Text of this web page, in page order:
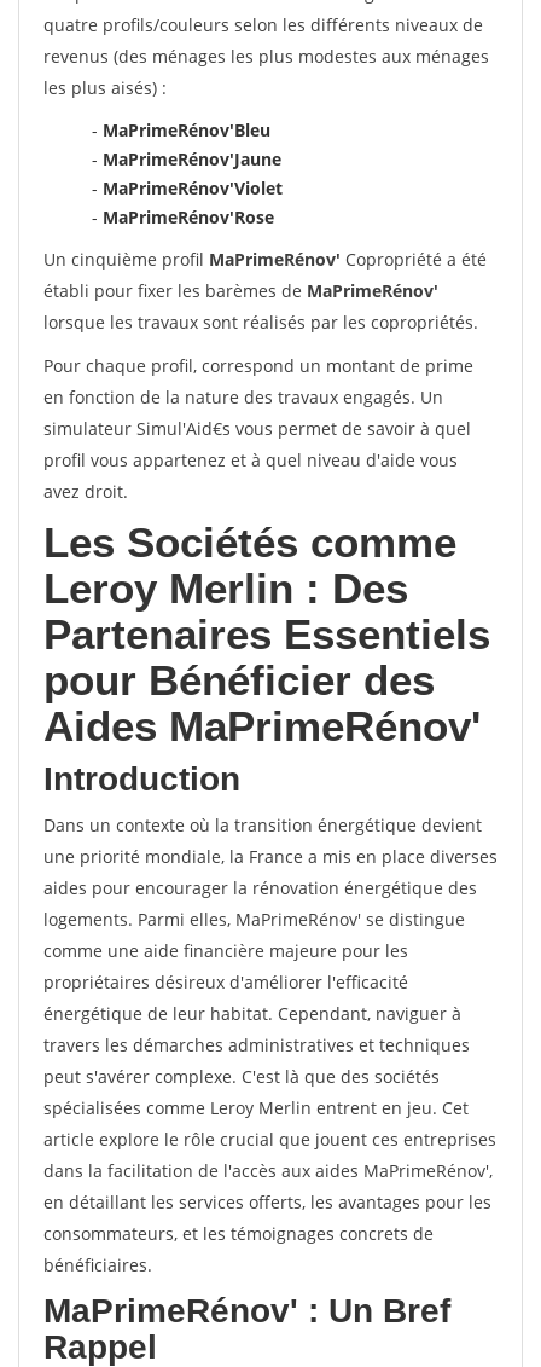
quatre profils/couleurs selon les différents niveaux de
revenus (des ménages les plus modestes aux ménages
les plus aisés) :
- MaPrimeRénov'Bleu
- MaPrimeRénov'Jaune
- MaPrimeRénov'Violet
- MaPrimeRénov'Rose
Un cinquième profil MaPrimeRénov' Copropriété a été
établi pour fixer les barèmes de MaPrimeRénov'
lorsque les travaux sont réalisés par les copropriétés.
Pour chaque profil, correspond un montant de prime
en fonction de la nature des travaux engagés. Un
simulateur Simul'Aid€s vous permet de savoir à quel
profil vous appartenez et à quel niveau d'aide vous
avez droit.
Les Sociétés comme
Leroy Merlin : Des
Partenaires Essentiels
pour Bénéficier des
Aides MaPrimeRénov'
Introduction
Dans un contexte où la transition énergétique devient
une priorité mondiale, la France a mis en place diverses
aides pour encourager la rénovation énergétique des
logements. Parmi elles, MaPrimeRénov' se distingue
comme une aide financière majeure pour les
propriétaires désireux d'améliorer l'efficacité
énergétique de leur habitat. Cependant, naviguer à
travers les démarches administratives et techniques
peut s'avérer complexe. C'est là que des sociétés
spécialisées comme Leroy Merlin entrent en jeu. Cet
article explore le rôle crucial que jouent ces entreprises
dans la facilitation de l'accès aux aides MaPrimeRénov',
en détaillant les services offerts, les avantages pour les
consommateurs, et les témoignages concrets de
bénéficiaires.
MaPrimeRénov' : Un Bref
Rappel